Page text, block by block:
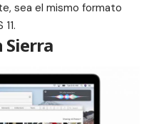
sea el mismo formato
Sierra